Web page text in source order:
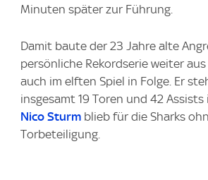
Minuten später zur Führung.
Damit baute der 23 Jahre alte
persönliche Rekordserie weiter
auch im elften Spiel in Folge. Er
insgesamt 19 Toren und 42 Assists
Nico Sturm blieb für die Sharks
Torbeteiligung.